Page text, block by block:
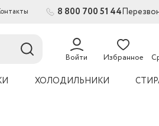
8 800 700 51 44
Войти Избранное
ХОЛОДИЛЬНИКИ